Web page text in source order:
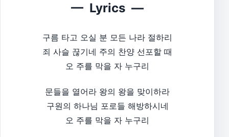
— Lyrics —
구름 타고 오실 분 모든 나라 절하리
죄 사슬 끊기네 주의 찬양 선포할 때
오 주를 막을 자 누구리
문들을 열어라 왕의 왕을 맞이하라
구원의 하나님 포로들 해방하시네
오 주를 막을 자 누구리